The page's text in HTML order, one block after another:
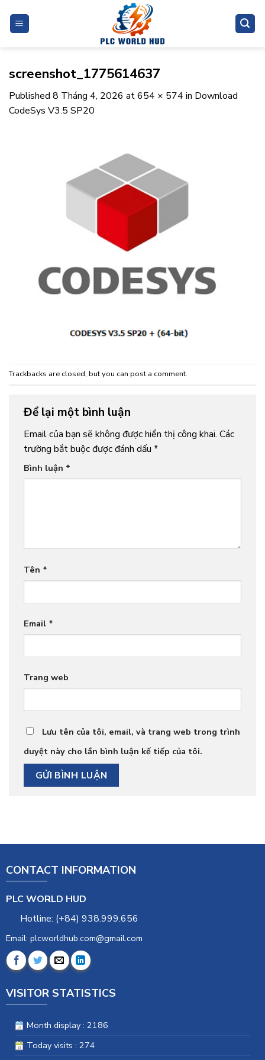
content
screenshot_1775614637
Published 8 Tháng 4, 2026 at654 × 574 in Download
CodeSys V3.5 SP20
Trackbacks are closed, but you can post a comment.
Để lại một bình luận
Email của bạn sẽ không được hiển thị công khai. Các
trường bắt buộc được đánh dấu *
Bình luận *
Tên *
Email *
Trang web
Lưu tên của tôi, email, và trang web trong trình
duyệt này cho lần bình luận kế tiếp của tôi.
CONTACT INFORMATION
PLC WORLD HUD
Hotline: (+84) 938.999.656
Email: plcworldhub.com@gmail.com
VISITOR STATISTICS
Month display : 2186
Today visits : 274